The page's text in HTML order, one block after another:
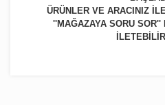
ÜRÜNLER VE ARACINIZ
''MAĞAZAYA SORU